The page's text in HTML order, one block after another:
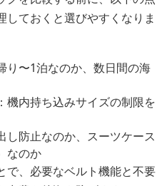
しておくと選びやすくなりま
り〜1泊なのか、数日間の海
機内持ち込みサイズの制限を
し防止なのか、スーツケース
なのか
で、必要なベルト機能と不要